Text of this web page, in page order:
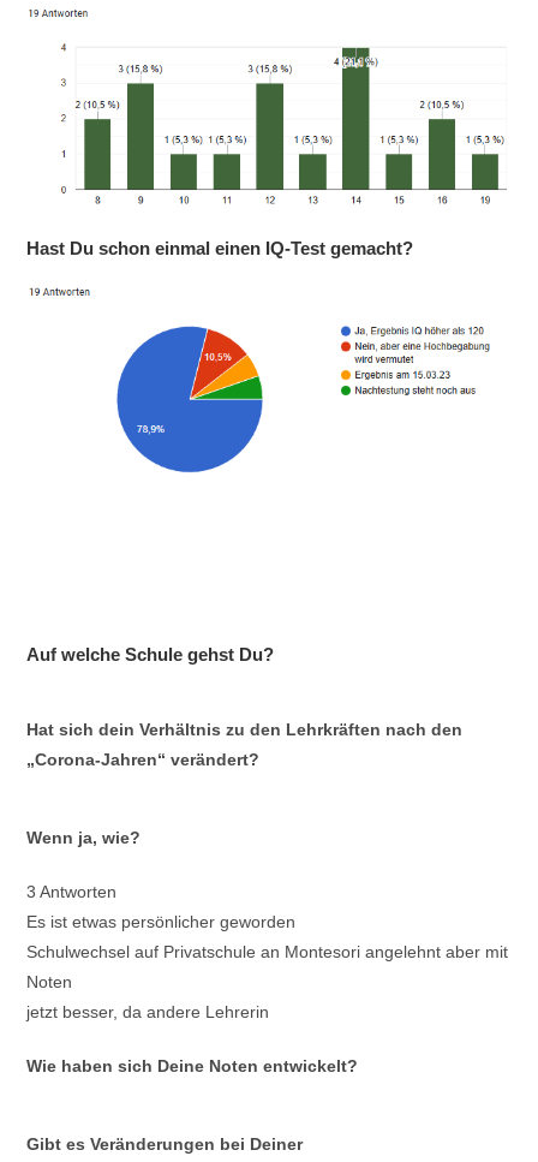
Hast Du schon einmal einen IQ-Test gemacht?
Auf welche Schule gehst Du?
Hat sich dein Verhältnis zu den Lehrkräften nach den
„Corona-Jahren“ verändert?
Wenn ja, wie?
3 Antworten
Es ist etwas persönlicher geworden
Schulwechsel auf Privatschule an Montesori angelehnt aber mit
Noten
jetzt besser, da andere Lehrerin
Wie haben sich Deine Noten entwickelt?
Gibt es Veränderungen bei Deiner